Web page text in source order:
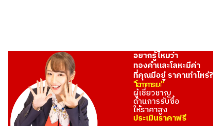
อยากรู้ไหมว่า
ทองคำและโลหะมีค่า
ที่คุณมีอยู่ ราคาเท่าไหร่?
"โอทาคาระยะ"
ผู้เชี่ยวชาญ
ด้านการรับซื้อ
ให้ราคาสูง
ประเมินราคาฟรี